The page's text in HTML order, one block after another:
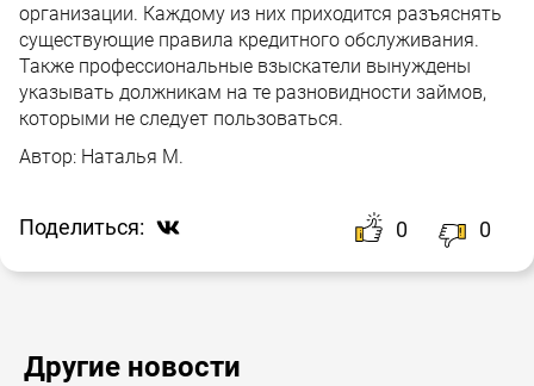
организации. Каждому из них приходится разъяснять
существующие правила кредитного обслуживания.
Также профессиональные взыскатели вынуждены
указывать должникам на те разновидности займов,
которыми не следует пользоваться.
Автор: Наталья М.
Поделиться: 0 0
Другие новости